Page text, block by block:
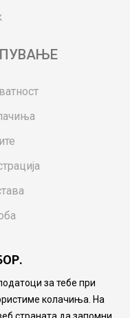
за тебе при
колачиња. На